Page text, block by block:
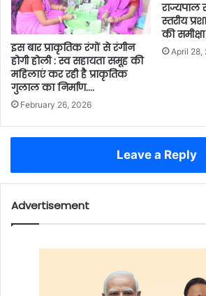
इस बार प्राकृतिक रंगों से रंगीन
होगी होली : स्व सहायता समूह की
महिलाएं कर रही है प्राकृतिक
गुलाल का निर्माण….
February 26, 2026
स्तरीय
की
April 28,
Leave a Reply
Advertisement